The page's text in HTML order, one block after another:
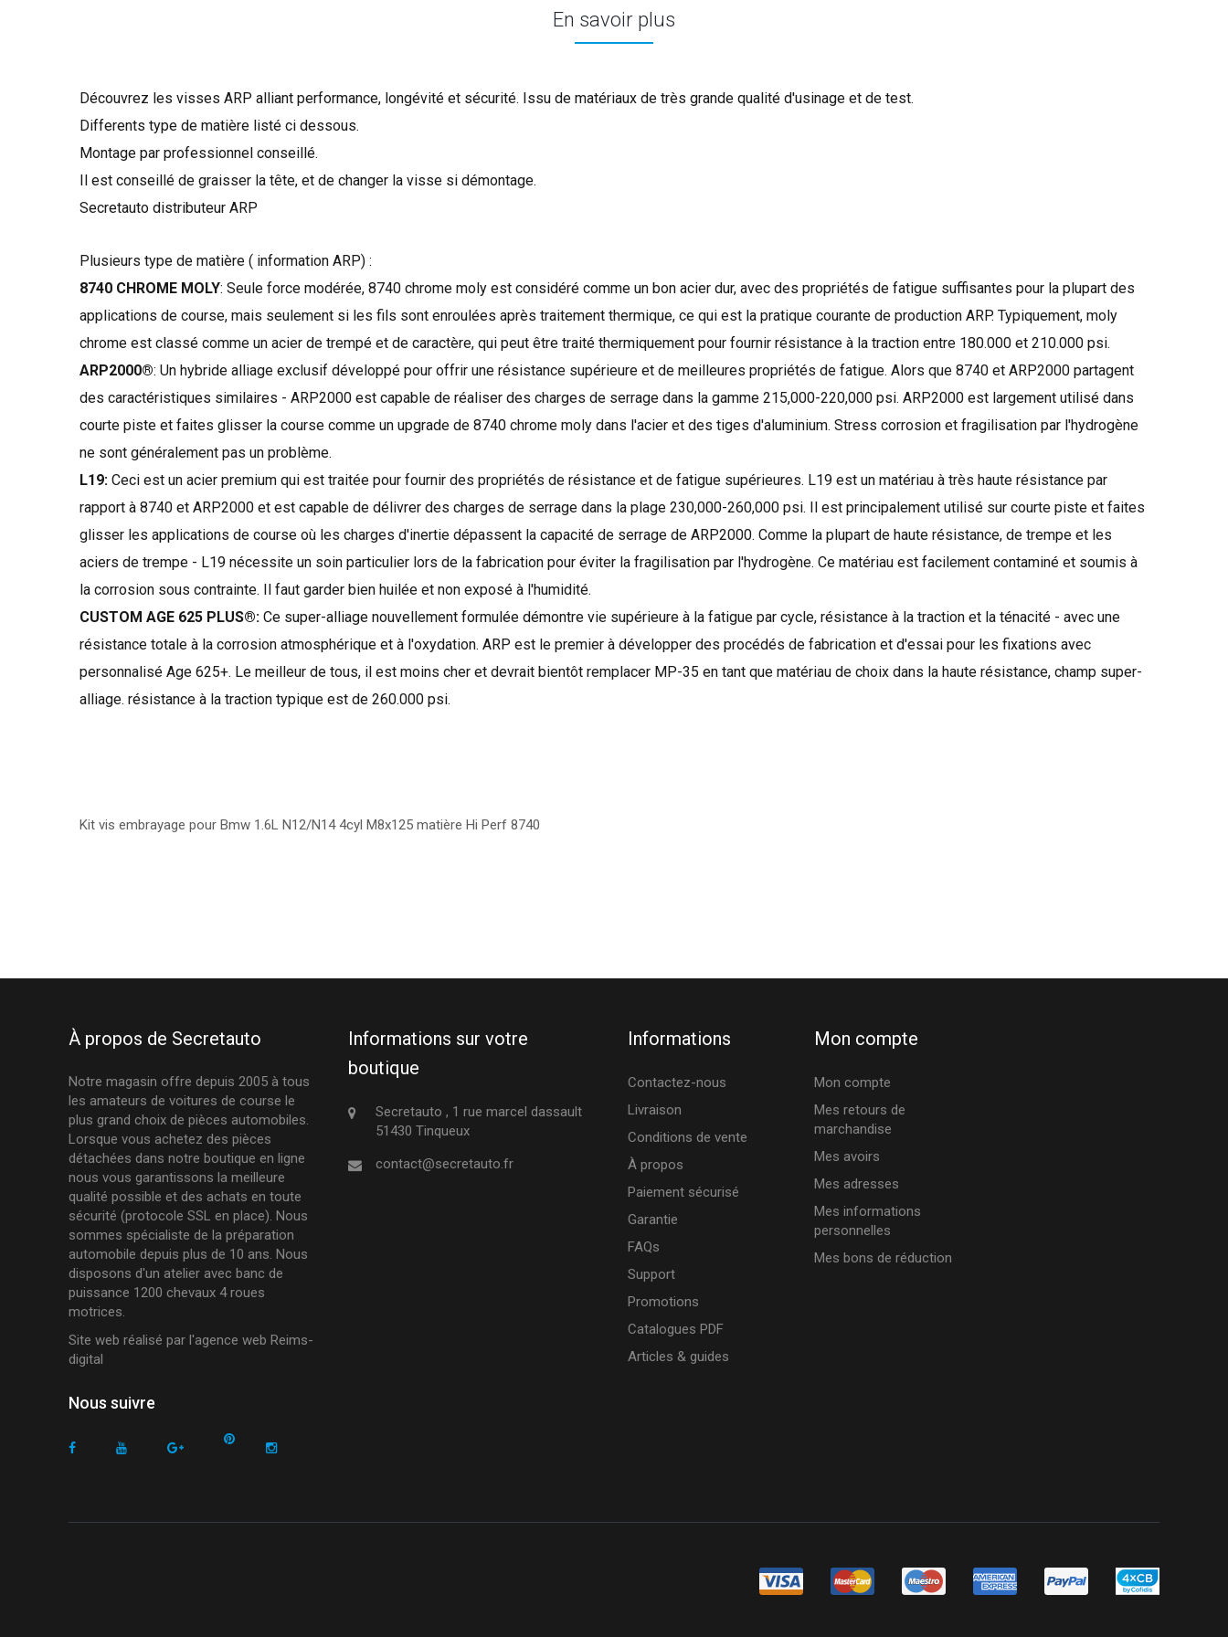
En savoir plus
Découvrez les visses ARP alliant performance, longévité et sécurité. Issu de matériaux de très grande qualité d'usinage et de test.
Differents type de matière listé ci dessous.
Montage par professionnel conseillé.
Il est conseillé de graisser la tête, et de changer la visse si démontage.
Secretauto distributeur ARP
Plusieurs type de matière ( information ARP) :
8740 CHROME MOLY: Seule force modérée, 8740 chrome moly est considéré comme un bon acier dur, avec des propriétés de fatigue suffisantes pour la plupart des
applications de course, mais seulement si les fils sont enroulées après traitement thermique, ce qui est la pratique courante de production ARP. Typiquement, moly
chrome est classé comme un acier de trempé et de caractère, qui peut être traité thermiquement pour fournir résistance à la traction entre 180.000 et 210.000 psi.
ARP2000®: Un hybride alliage exclusif développé pour offrir une résistance supérieure et de meilleures propriétés de fatigue. Alors que 8740 et ARP2000 partagent
des caractéristiques similaires - ARP2000 est capable de réaliser des charges de serrage dans la gamme 215,000-220,000 psi. ARP2000 est largement utilisé dans
courte piste et faites glisser la course comme un upgrade de 8740 chrome moly dans l'acier et des tiges d'aluminium. Stress corrosion et fragilisation par l'hydrogène
ne sont généralement pas un problème.
L19: Ceci est un acier premium qui est traitée pour fournir des propriétés de résistance et de fatigue supérieures. L19 est un matériau à très haute résistance par
rapport à 8740 et ARP2000 et est capable de délivrer des charges de serrage dans la plage 230,000-260,000 psi. Il est principalement utilisé sur courte piste et faites
glisser les applications de course où les charges d'inertie dépassent la capacité de serrage de ARP2000. Comme la plupart de haute résistance, de trempe et les
aciers de trempe - L19 nécessite un soin particulier lors de la fabrication pour éviter la fragilisation par l'hydrogène. Ce matériau est facilement contaminé et soumis à
la corrosion sous contrainte. Il faut garder bien huilée et non exposé à l'humidité.
CUSTOM AGE 625 PLUS®: Ce super-alliage nouvellement formulée démontre vie supérieure à la fatigue par cycle, résistance à la traction et la ténacité - avec une
résistance totale à la corrosion atmosphérique et à l'oxydation. ARP est le premier à développer des procédés de fabrication et d'essai pour les fixations avec
personnalisé Age 625+. Le meilleur de tous, il est moins cher et devrait bientôt remplacer MP-35 en tant que matériau de choix dans la haute résistance, champ super-
alliage. résistance à la traction typique est de 260.000 psi.
Kit vis embrayage pour Bmw 1.6L N12/N14 4cyl M8x125 matière Hi Perf 8740
À propos de Secretauto
Notre magasin offre depuis 2005 à tous
les amateurs de voitures de course le
plus grand choix de pièces automobiles.
Lorsque vous achetez des pièces
détachées dans notre boutique en ligne
nous vous garantissons la meilleure
qualité possible et des achats en toute
sécurité (protocole SSL en place). Nous
sommes spécialiste de la préparation
automobile depuis plus de 10 ans. Nous
disposons d'un atelier avec banc de
puissance 1200 chevaux 4 roues
motrices.
Site web réalisé par l'agence web Reims-
digital
Nous suivre
Informations sur votre
boutique
Secretauto , 1 rue marcel dassault
51430 Tinqueux
contact@secretauto.fr
Informations
Contactez-nous
Livraison
Conditions de vente
À propos
Paiement sécurisé
Garantie
FAQs
Support
Promotions
Catalogues PDF
Articles & guides
Mon compte
Mon compte
Mes retours de
marchandise
Mes avoirs
Mes adresses
Mes informations
personnelles
Mes bons de réduction